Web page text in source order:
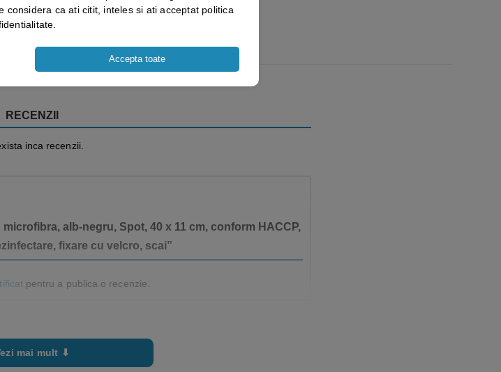
RECENZII
inca recenzii.
alb-negru, Spot, 40 x 11 cm, conform HACCP,
fixare cu velcro, scai”
pentru a publica o recenzie.
mai mult ⬇
considera ca ati citit, inteles si ati acceptat politica
Accepta toate